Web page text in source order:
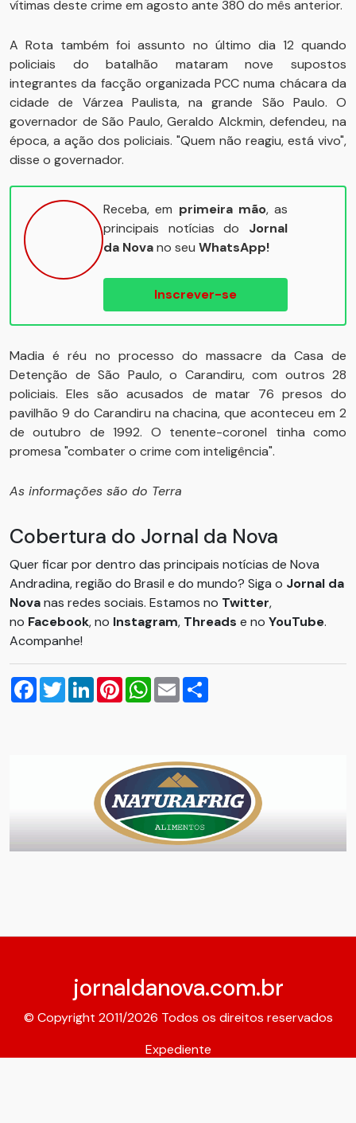
vítimas deste crime em agosto ante 380 do mês anterior.
A Rota também foi assunto no último dia 12 quando
policiais do batalhão mataram nove supostos
integrantes da facção organizada PCC numa chácara da
cidade de Várzea Paulista, na grande São Paulo. O
governador de São Paulo, Geraldo Alckmin, defendeu, na
época, a ação dos policiais. "Quem não reagiu, está vivo",
disse o governador.
Receba, em primeira mão, as
principais notícias do Jornal
da Novano seu WhatsApp!
Inscrever-se
Madia é réu no processo do massacre da Casa de
Detenção de São Paulo, o Carandiru, com outros 28
policiais. Eles são acusados de matar 76 presos do
pavilhão 9 do Carandiru na chacina, que aconteceu em 2
de outubro de 1992. O tenente-coronel tinha como
promesa "combater o crime com inteligência".
As informações são do Terra
Cobertura do Jornal da Nova
Quer ficar por dentro das principais notícias de Nova
Andradina, região do Brasil e do mundo? Siga o Jornal da
Novanas redes sociais. Estamos no Twitter,
no Facebook, no Instagram, Threads e no YouTube.
Acompanhe!
Facebook
TwitterLinkedInPinterestWhatsApp
Email
jornaldanova.com.br
© Copyright 2011/2026 Todos os direitos reservados
Expediente